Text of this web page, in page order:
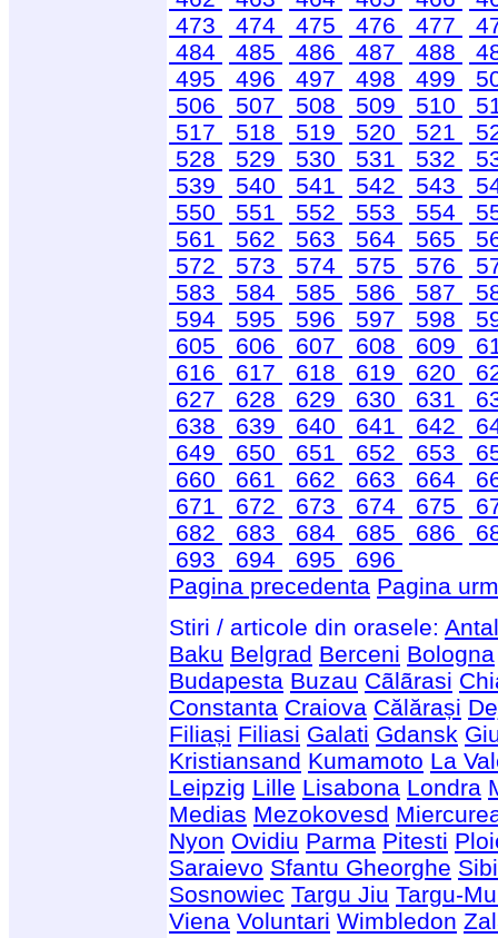
473
474 475 476 477
484
485 486 487 488
495
496 497 498 499
506
507 508 509 510
517
518 519 520 521
528
529 530 531 532
539
540 541 542 543
550
551 552 553 554
561
562 563 564 565
572
573 574 575 576
583
584 585 586 587
594
595 596 597 598
605
606 607 608 609
616
617 618 619 620
627
628 629 630 631
638
639 640 641 642
649
650 651 652 653
660
661 662 663 664
671
672 673 674 675
682
683 684 685 686
693
694 695
696
Pagina precedenta Pagina
Stiri / articole din orasele:
Baku Belgrad Berceni Bologna
Budapesta Buzau Cãlãrasi
Constanta Craiova Călărași
Filiași Filiasi Galati Gdansk
Kristiansand Kumamoto La
Leipzig Lille Lisabona Londra
Medias Mezokovesd
Nyon Ovidiu Parma Pitesti
Saraievo Sfantu Gheorghe
Sosnowiec Targu Jiu Targu-
Viena Voluntari Wimbledon